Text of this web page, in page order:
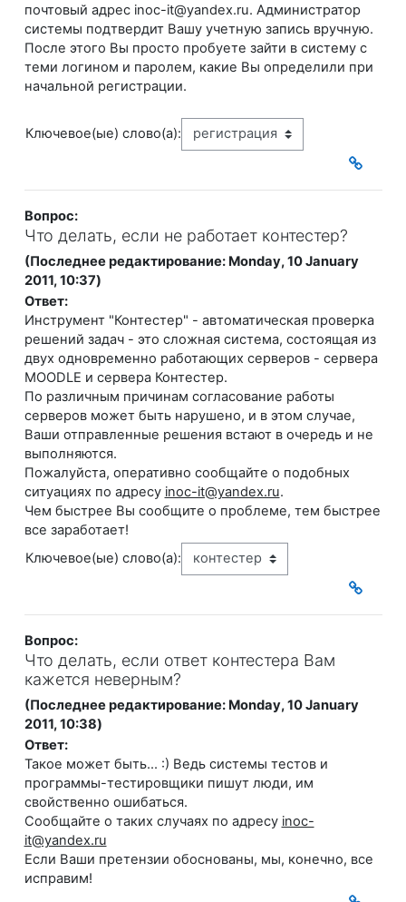
почтовый адрес inoc-it@yandex.ru. Администратор
системы подтвердит Вашу учетную запись вручную.
После этого Вы просто пробуете зайти в систему с
теми логином и паролем, какие Вы определили при
начальной регистрации.
Ключевое(ые) слово(а):
Вопрос:
Что делать, если не работает контестер?
(Последнее редактирование: Monday, 10 January
2011, 10:37)
Ответ:
Инструмент "Контестер" - автоматическая проверка
решений задач - это сложная система, состоящая из
двух одновременно работающих серверов - сервера
MOODLE и сервера Контестер.
По различным причинам согласование работы
серверов может быть нарушено, и в этом случае,
Ваши отправленные решения встают в очередь и не
выполняются.
Пожалуйста, оперативно сообщайте о подобных
ситуациях по адресу inoc-it@yandex.ru.
Чем быстрее Вы сообщите о проблеме, тем быстрее
все заработает!
Ключевое(ые) слово(а):
Вопрос:
Что делать, если ответ контестера Вам
кажется неверным?
(Последнее редактирование: Monday, 10 January
2011, 10:38)
Ответ:
Такое может быть... :) Ведь системы тестов и
программы-тестировщики пишут люди, им
свойственно ошибаться.
Сообщайте о таких случаях по адресу inoc-
it@yandex.ru
Если Ваши претензии обоснованы, мы, конечно, все
исправим!